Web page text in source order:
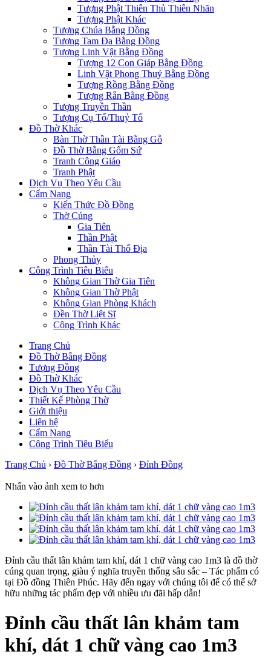
Tượng Phật Thiên Thủ Thiên Nhãn
Tượng Phật Khác
Tượng Chúa Bằng Đồng
Tượng Tam Đa Bằng Đồng
Tượng Linh Vật Bằng Đồng
Tượng 12 Con Giáp Bằng Đồng
Linh Vật Phong Thuỷ Bằng Đồng
Tượng Rồng Bằng Đồng
Tượng Rắn Bằng Đồng
Tượng Truyền Thần
Tượng Cụ Tổ/Thuỷ Tổ
Đồ Thờ Khác
Bàn Thờ Thần Tài Bằng Gỗ
Đồ Thờ Bằng Gốm Sứ
Tranh Công Giáo
Tranh Phật
Dịch Vụ Theo Yêu Cầu
Cẩm Nang
Kiến Thức Đồ Đồng
Thờ Cúng
Gia Tiên
Thần Phật
Thần Tài Thổ Địa
Phong Thủy
Công Trình Tiêu Biểu
Không Gian Thờ Gia Tiên
Không Gian Thờ Phật
Không Gian Phòng Khách
Đền Thờ Liệt Sĩ
Công Trình Khác
Trang Chủ
Đồ Thờ Bằng Đồng
Tượng Đồng
Đồ Thờ Khác
Dịch Vụ Theo Yêu Cầu
Thiết Kế Phòng Thờ
Giới thiệu
Liên hệ
Cẩm Nang
Công Trình Tiêu Biểu
Trang Chủ › Đồ Thờ Bằng Đồng › Đỉnh Đồng
Nhấn vào ảnh xem to hơn
Đỉnh cầu thất lân khảm tam khí, dát 1 chữ vàng cao 1m3 là đồ thờ
cúng quan trọng, giàu ý nghĩa truyền thống sâu sắc – Tác phẩm có
tại Đồ đồng Thiên Phúc. Hãy đến ngay với chúng tôi để có thể sở
hữu những tác phẩm đẹp với nhiều ưu đãi hấp dẫn!
Đỉnh cầu thất lân khảm tam
khí, dát 1 chữ vàng cao 1m3